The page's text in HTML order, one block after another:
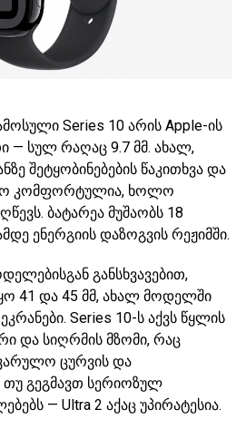
Series 10 არის Apple-ის
— სულ რაღაც 9.7 მმ. ახალ,
შეტყობინებების წაკითხვა და
კომფორტულია, ხოლო
ბატარეა მუშაობს 18
ენერგიის დაზოგვის რეჟიმში.
განსხვავებით,
41 და 45 მმ, ახალ მოდელში
Series 10-ს აქვს წყლის
და სიღრმის მზომი, რაც
ცურვის და
თუ გეგმავთ სერიოზულ
— Ultra 2 აქაც უპირატესია.